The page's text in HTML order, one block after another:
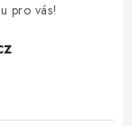
pro vás!